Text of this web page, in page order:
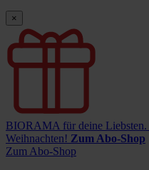
×
BIORAMA für deine Liebsten.
Weihnachten! Zum Abo-Shop
Zum Abo-Shop